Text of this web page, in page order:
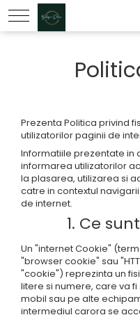
Prezenta Politica privind
utilizatorilor paginii de
Informatiile prezentate in
informarea utilizatorilor
la plasarea, utilizarea si
catre in contextul
de internet.
1. Ce
Un "internet Cookie"
"browser cookie" sau
"cookie") reprezinta un
litere si numere, care va
mobil sau pe alte
intermediul carora se